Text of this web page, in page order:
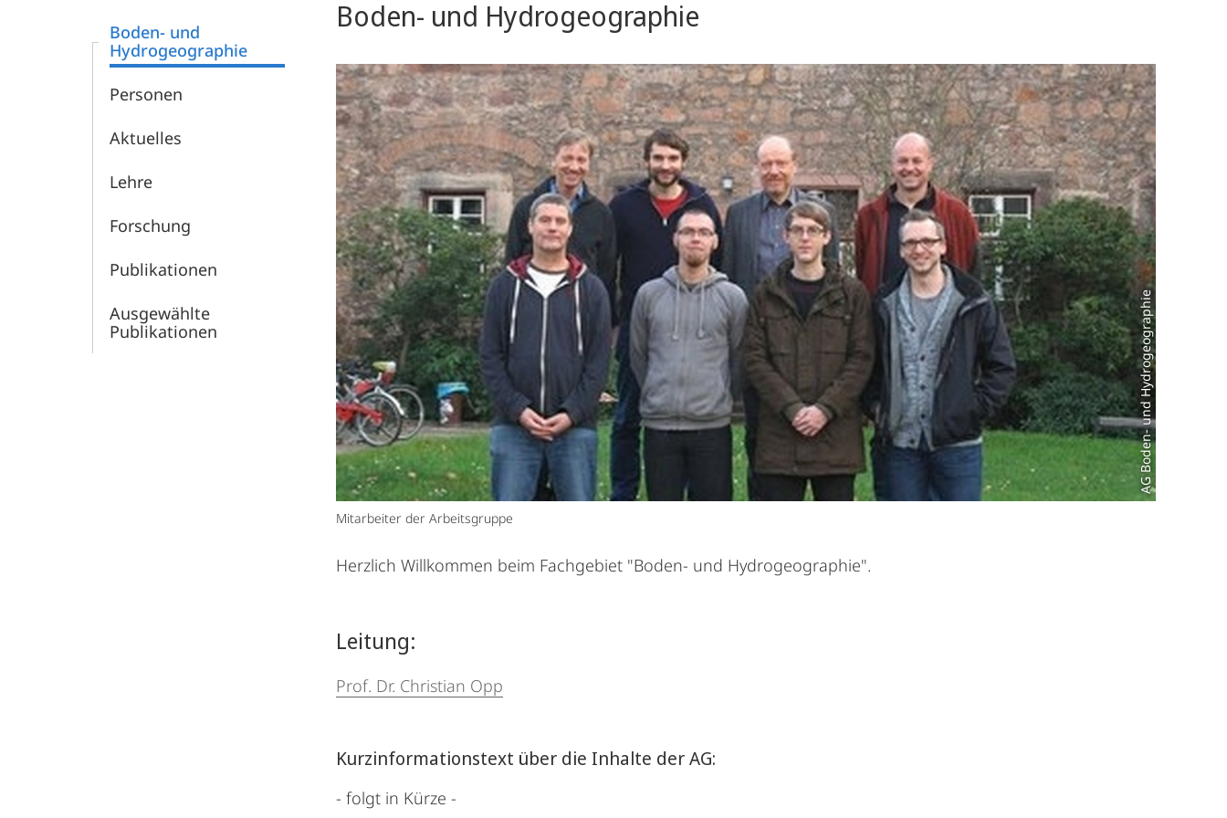
Boden- und
Hydrogeographie
Personen
Aktuelles
Lehre
Forschung
Publikationen
Ausgewählte
Publikationen
Boden- und Hydrogeographie
AG Boden- und Hydrogeographie
Mitarbeiter der Arbeitsgruppe
Herzlich Willkommen beim Fachgebiet "Boden- und Hydrogeographie".
Leitung:
Prof. Dr. Christian Opp
Kurzinformationstext über die Inhalte der AG:
- folgt in Kürze -